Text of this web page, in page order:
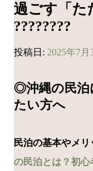
過ごす「た
????????
投稿日: 2025年7月
◎沖縄の民泊
たい方へ
民泊の基本やメ
の民泊とは？初